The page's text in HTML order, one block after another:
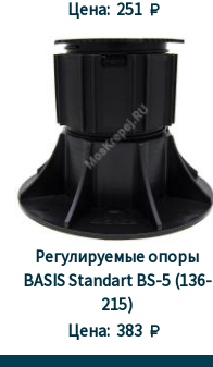
Цена: 251 
Регулируемые опоры
BASIS Standart BS-5 (136-
215)
Цена: 383 